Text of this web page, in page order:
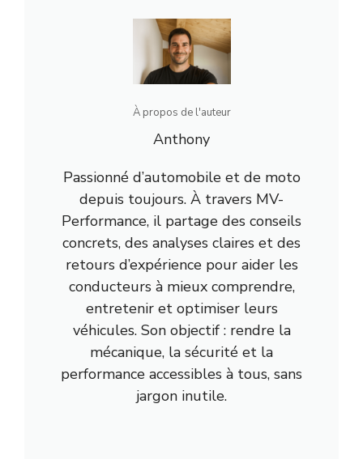
À propos de l'auteur
Anthony
Passionné d’automobile et de moto
depuis toujours. À travers MV-
Performance, il partage des conseils
concrets, des analyses claires et des
retours d’expérience pour aider les
conducteurs à mieux comprendre,
entretenir et optimiser leurs
véhicules. Son objectif : rendre la
mécanique, la sécurité et la
performance accessibles à tous, sans
jargon inutile.